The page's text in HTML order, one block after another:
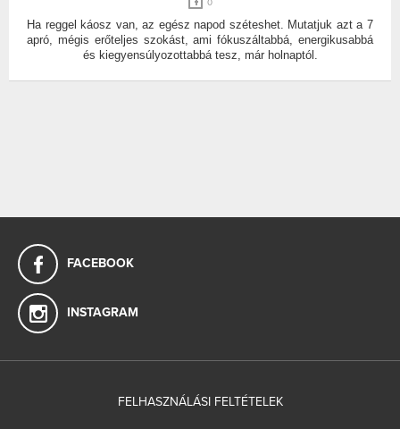
0
Ha reggel káosz van, az egész napod széteshet. Mutatjuk azt a 7
apró, mégis erőteljes szokást, ami fókuszáltabbá, energikusabbá
és kiegyensúlyozottabbá tesz, már holnaptól.
FACEBOOK
INSTAGRAM
FELHASZNÁLÁSI FELTÉTELEK